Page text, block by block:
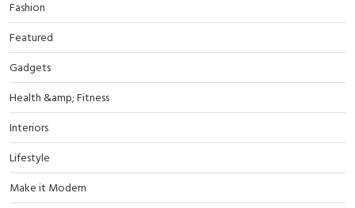
Fashion
Featured
Gadgets
Health &amp; Fitness
Interiors
Lifestyle
Make it Modern